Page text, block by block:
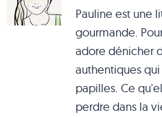
Pauline est une
gourmande.
adore dénicher
authentiques
papilles. Ce
perdre dans la